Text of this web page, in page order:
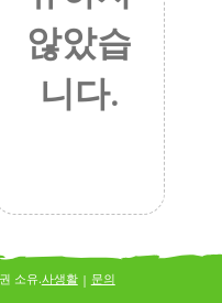
않았습
니다.
사생활| 문의
소유.